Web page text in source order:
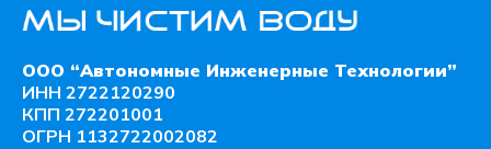
ООО “Автономные Инженерные Технологии”
ИНН 2722120290
КПП 272201001
ОГРН 1132722002082